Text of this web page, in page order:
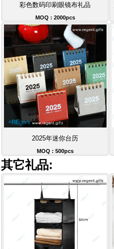
彩色数码印刷眼镜布礼品
MOQ : 2000pcs
2025年迷你台历
MOQ : 500pcs
其它礼品: